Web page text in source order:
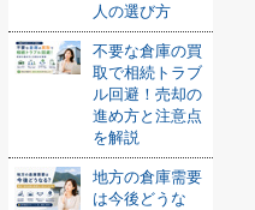
人の選び方
不要な倉庫の買
取で相続トラブ
ル回避！売却の
進め方と注意点
を解説
地方の倉庫需要
は今後どうな